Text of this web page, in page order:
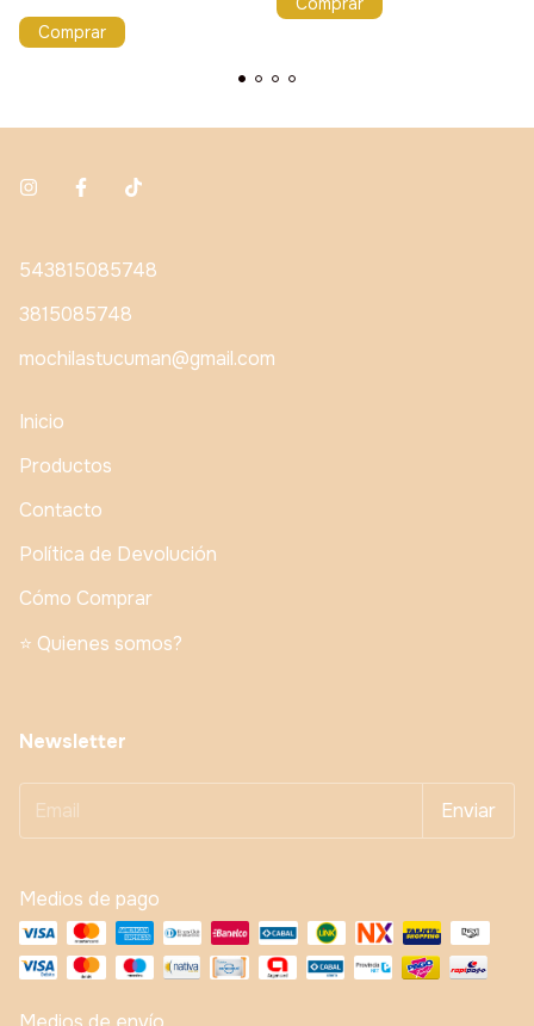
543815085748
3815085748
mochilastucuman@gmail.com
Inicio
Productos
Contacto
Política de Devolución
Cómo Comprar
⭐️ Quienes somos?
Newsletter
Medios de pago